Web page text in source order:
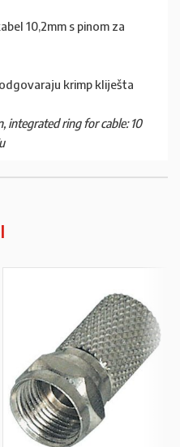
10,2mm s pinom za
krimp kliješta
integrated ring for cable: 10